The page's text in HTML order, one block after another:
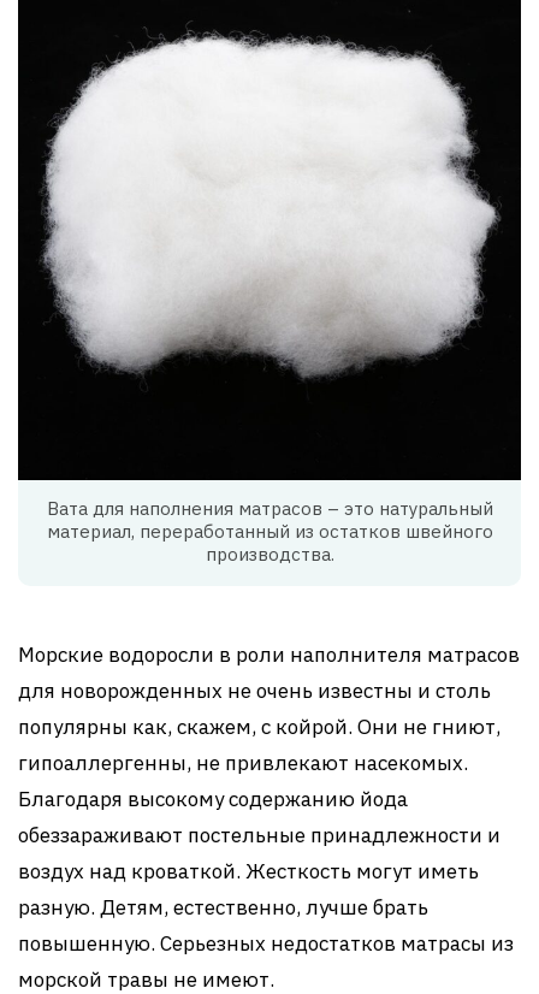
Вата для наполнения матрасов – это натуральный
материал, переработанный из остатков швейного
производства.
Морские водоросли в роли наполнителя матрасов
для новорожденных не очень известны и столь
популярны как, скажем, с койрой. Они не гниют,
гипоаллергенны, не привлекают насекомых.
Благодаря высокому содержанию йода
обеззараживают постельные принадлежности и
воздух над кроваткой. Жесткость могут иметь
разную. Детям, естественно, лучше брать
повышенную. Серьезных недостатков матрасы из
морской травы не имеют.